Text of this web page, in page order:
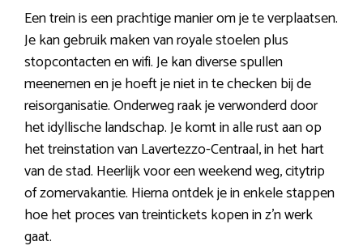
Een trein is een prachtige manier om je te verplaatsen.
Je kan gebruik maken van royale stoelen plus
stopcontacten en wifi. Je kan diverse spullen
meenemen en je hoeft je niet in te checken bij de
reisorganisatie. Onderweg raak je verwonderd door
het idyllische landschap. Je komt in alle rust aan op
het treinstation van Lavertezzo-Centraal, in het hart
van de stad. Heerlijk voor een weekend weg, citytrip
of zomervakantie. Hierna ontdek je in enkele stappen
hoe het proces van treintickets kopen in z’n werk
gaat.